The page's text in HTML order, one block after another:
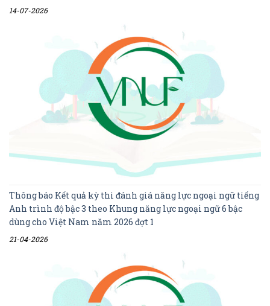
14-07-2026
Thông báo Kết quả kỳ thi đánh giá năng lực ngoại ngữ tiếng
Anh trình độ bậc 3 theo Khung năng lực ngoại ngữ 6 bậc
dùng cho Việt Nam năm 2026 đợt 1
21-04-2026